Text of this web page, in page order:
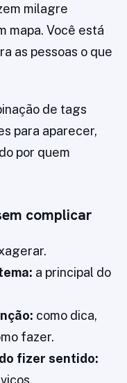
milagre
mapa. Você está
as pessoas o que
de tags
para aparecer,
por quem
complicar
a principal do
como dica,
fazer.
fizer sentido: